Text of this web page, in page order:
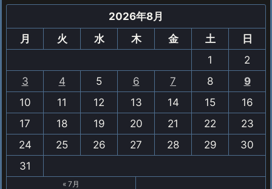
2026年8月
月
火 水 木 金 土
日
1
2
3
4 5 6 7 8
9
10
11 12 13 14 15
16
17
18 19 20 21 22
23
24
25 26 27 28 29
30
31
« 7月